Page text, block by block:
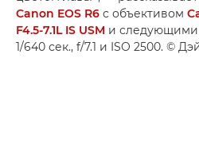
Canon EOS R6 с объективом
F4.5-7.1L IS USM и следующими
1/640 сек., f/7.1 и ISO 2500. ©